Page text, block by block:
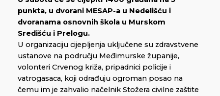
punkta, u dvorani MESAP-a u Nedelišću i
dvoranama osnovnih škola u Murskom
Središću i Prelogu.
U organizaciju cijepljenja uključene su zdravstvene
ustanove na području Međimurske županije,
volonteri Crvenog križa, pripadnici policije i
vatrogasaca, koji odrađuju ogroman posao na
čemu im je zahvalio načelnik Stožera civilne zaštite